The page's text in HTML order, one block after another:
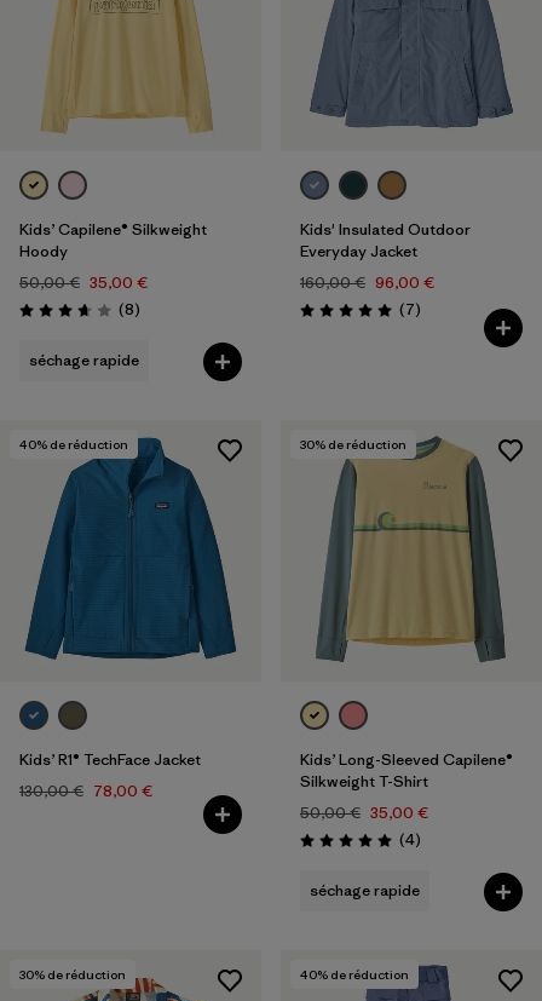
Kids’ Capilene® Silkweight
Hoody
50,00 € 35,00 €
Évaluation: 3.6 / 5
(8Avis
)
séchage rapide
Kids' Insulated Outdoor
Everyday Jacket
160,00 € 96,00 €
Évaluation: 5.0 / 5
(7Avis
)
40% de réduction
Kids’ R1® TechFace Jacket
130,00 € 78,00 €
30% de réduction
Kids’ Long-Sleeved Capilene®
Silkweight T-Shirt
50,00 € 35,00 €
Évaluation: 5.0 / 5
(4Avis
)
séchage rapide
30% de réduction 40% de réduction